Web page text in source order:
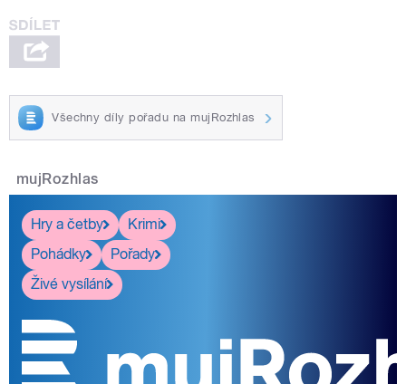
Všechny díly pořadu na mujRozhlas
mujRozhlas
Hry a četby
Krimi
Pohádky
Pořady
Živé vysílání